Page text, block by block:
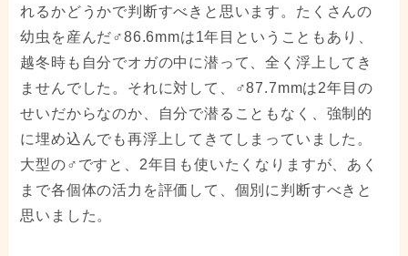
れるかどうかで判断すべきと思います。たくさんの
幼虫を産んだ♂86.6mmは1年目ということもあり、
越冬時も自分でオガの中に潜って、全く浮上してき
ませんでした。それに対して、♂87.7mmは2年目の
せいだからなのか、自分で潜ることもなく、強制的
に埋め込んでも再浮上してきてしまっていました。
大型の♂ですと、2年目も使いたくなりますが、あく
まで各個体の活力を評価して、個別に判断すべきと
思いました。